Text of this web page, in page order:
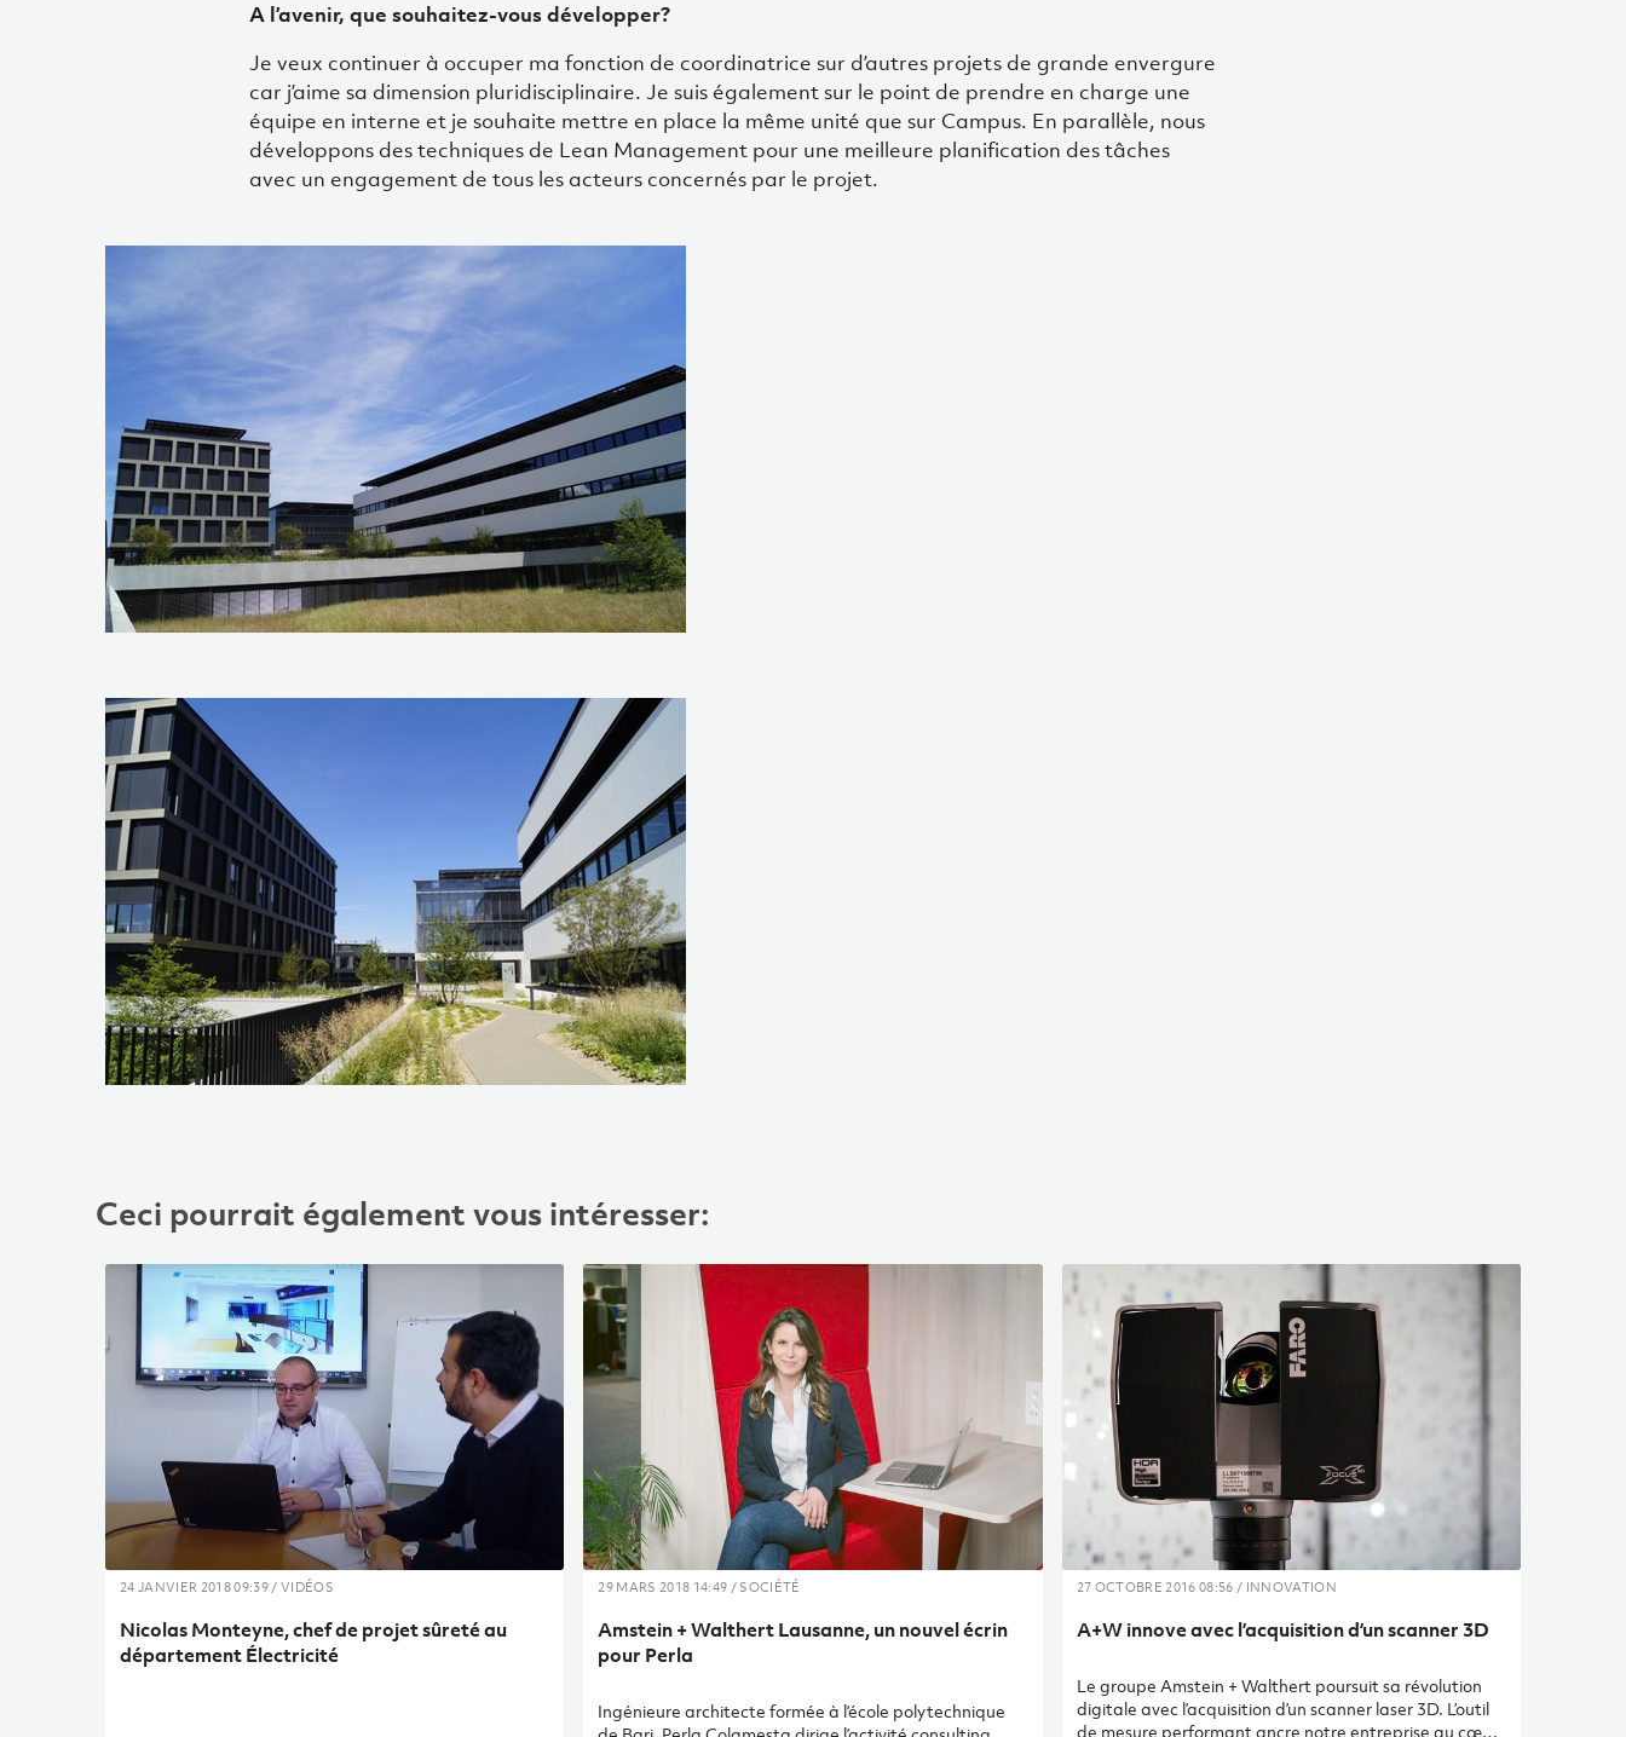
A l’avenir, que souhaitez-vous développer?
Je veux continuer à occuper ma fonction de coordinatrice sur d’autres projets de grande envergure
car j’aime sa dimension pluridisciplinaire. Je suis également sur le point de prendre en charge une
équipe en interne et je souhaite mettre en place la même unité que sur Campus. En parallèle, nous
développons des techniques de Lean Management pour une meilleure planification des tâches
avec un engagement de tous les acteurs concernés par le projet.
Ceci pourrait également vous intéresser:
24 JANVIER 2018 09:39 / VIDÉOS
Nicolas Monteyne, chef de projet sûreté au
département Électricité
29 MARS 2018 14:49 / SOCIÉTÉ
Amstein + Walthert Lausanne, un nouvel écrin
pour Perla
Ingénieure architecte formée à l’école polytechnique
27 OCTOBRE 2016 08:56 / INNOVATION
A+W innove avec l’acquisition d’un scanner 3D
Le groupe Amstein + Walthert poursuit sa révolution
digitale avec l’acquisition d’un scanner laser 3D. L’outil
de mesure performant ancre notre entreprise au cœur